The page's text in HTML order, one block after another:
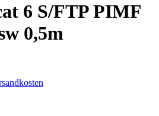
6 S/FTP PIMF
0,5m